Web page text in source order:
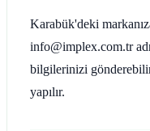
Karabük'deki
info@implex.com.tr
bilgilerinizi
yapılır.